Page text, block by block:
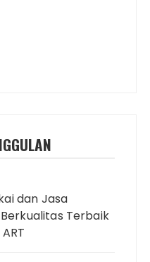
dan Jasa
Terbaik